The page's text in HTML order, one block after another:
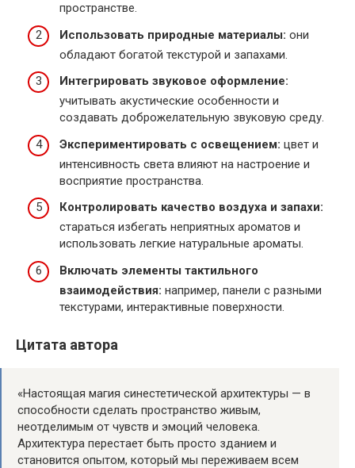
пространстве.
Использовать природные материалы: они
обладают богатой текстурой и запахами.
Интегрировать звуковое оформление:
учитывать акустические особенности и
создавать доброжелательную звуковую среду.
Экспериментировать с освещением: цвет и
интенсивность света влияют на настроение и
восприятие пространства.
Контролировать качество воздуха и запахи:
стараться избегать неприятных ароматов и
использовать легкие натуральные ароматы.
Включать элементы тактильного
взаимодействия: например, панели с разными
текстурами, интерактивные поверхности.
Цитата автора
«Настоящая магия синестетической архитектуры — в
способности сделать пространство живым,
неотделимым от чувств и эмоций человека.
Архитектура перестает быть просто зданием и
становится опытом, который мы переживаем всем